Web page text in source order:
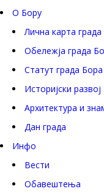
О Бору
Лична карта града
Обележја града
Статут града Бора
Историјски развој
Архитектура и
Дан града
Инфо
Вести
Обавештења